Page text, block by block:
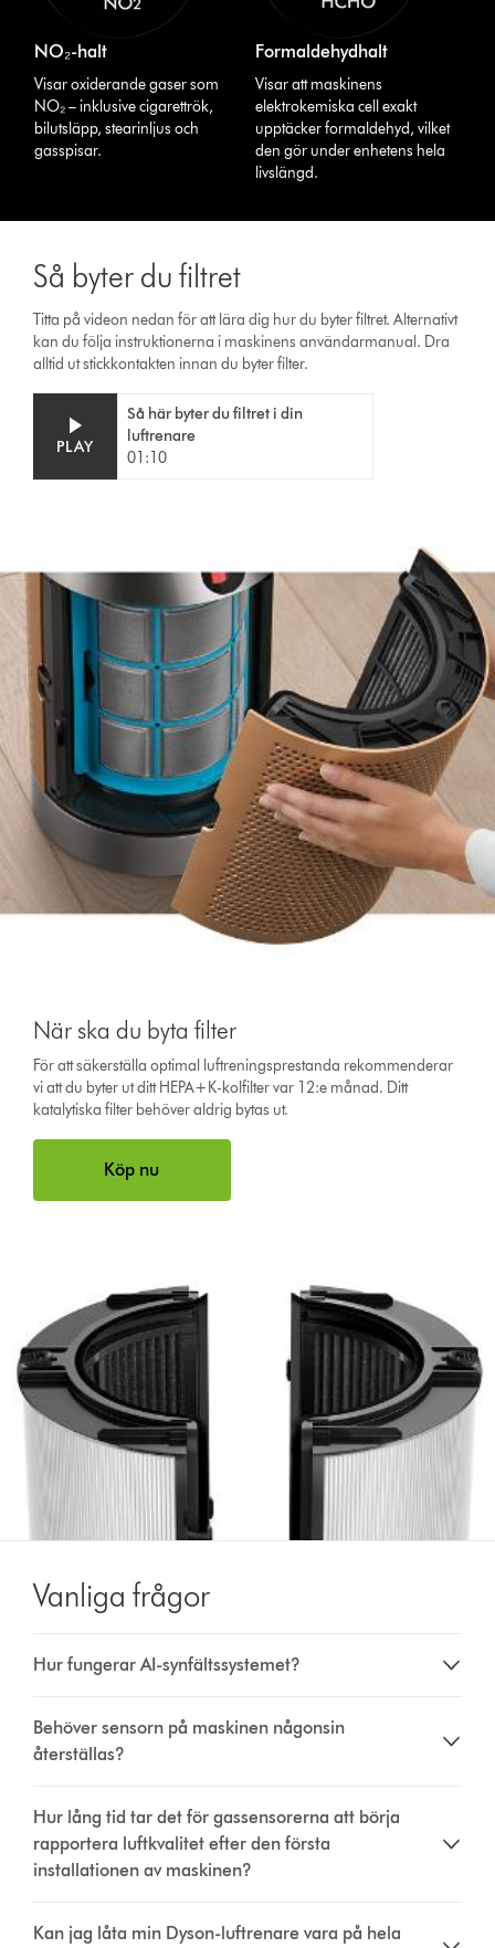
NO₂-halt
Visar oxiderande gaser som
NO₂ – inklusive cigarettrök,
bilutsläpp, stearinljus och
gasspisar.
Formaldehydhalt
Visar att maskinens
elektrokemiska cell exakt
upptäcker formaldehyd, vilket
den gör under enhetens hela
livslängd.
Så byter du filtret
Titta på videon nedan för att lära dig hur du byter filtret. Alternativt
kan du följa instruktionerna i maskinens användarmanual. Dra
alltid ut stickkontakten innan du byter filter.
Transcript
transcript
PLAY
Så här byter du filtret i din
luftrenare
01:10
När ska du byta filter
För att säkerställa optimal luftreningsprestanda rekommenderar
vi att du byter ut ditt HEPA+K-kolfilter var 12:e månad. Ditt
katalytiska filter behöver aldrig bytas ut.
Köp nu
Vanliga frågor
Hur fungerar AI-synfältssystemet?
Behöver sensorn på maskinen någonsin
återställas?
Hur lång tid tar det för gassensorerna att börja
rapportera luftkvalitet efter den första
installationen av maskinen?
Kan jag låta min Dyson-luftrenare vara på hela